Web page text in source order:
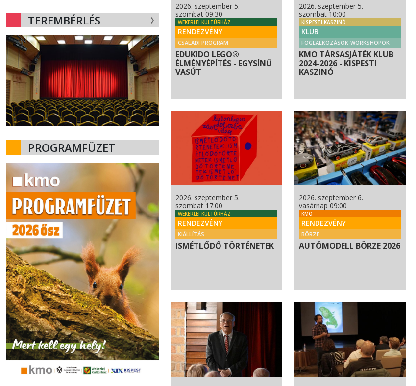
TEREMBÉRLÉS
PROGRAMFÜZET
2026. szeptember 5.
szombat 09:30
WEKERLEI KULTÚRHÁZ
RENDEZVÉNY
CSALÁDI PROGRAM
EDUKIDO LEGO®
ÉLMÉNYÉPÍTÉS - EGYSÍNŰ
VASÚT
2026. szeptember 5.
szombat 10:00
KISPESTI KASZINÓ
KLUB
FOGLALKOZÁSOK-WORKSHOPOK
KMO TÁRSASJÁTÉK KLUB
2024-2026 - KISPESTI
KASZINÓ
2026. szeptember 5.
szombat 17:00
WEKERLEI KULTÚRHÁZ
RENDEZVÉNY
KIÁLLÍTÁS
ISMÉTLŐDŐ TÖRTÉNETEK
2026. szeptember 6.
vasárnap 09:00
KMO
RENDEZVÉNY
BÖRZE
AUTÓMODELL BÖRZE 2026